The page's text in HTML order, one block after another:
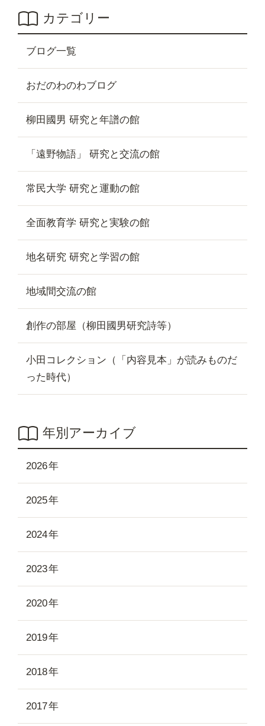
カテゴリー
ブログ一覧
おだのわのわブログ
柳田國男 研究と年譜の館
「遠野物語」 研究と交流の館
常民大学 研究と運動の館
全面教育学 研究と実験の館
地名研究 研究と学習の館
地域間交流の館
創作の部屋（柳田國男研究詩等）
小田コレクション（「内容見本」が読みものだ
った時代）
年別アーカイブ
2026
2025
2024
2023
2020
2019
2018
2017